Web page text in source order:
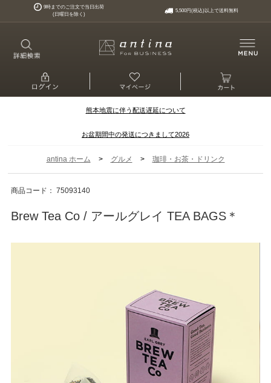
9時までのご注文で当日出荷
(日曜日を除く)
5,500円(税込)以上で送料無料
熊本地震に伴う配送遅延について
お盆期間中の発送につきまして2026
antina ホーム > グルメ > 珈琲・お茶・ドリンク
商品コード： 75093140
Brew Tea Co / アールグレイ TEA BAGS＊